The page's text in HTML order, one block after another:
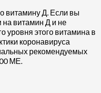
витамину Д. Если вы
на витамин Д и не
уровня этого витамина в
коронавируса
рекомендуемых
МЕ.